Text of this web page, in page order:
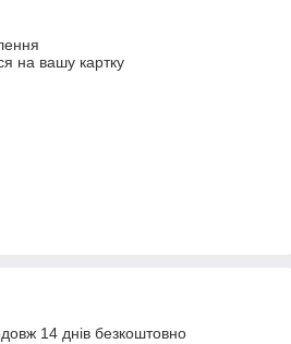
на вашу картку
14 днів безкоштовно